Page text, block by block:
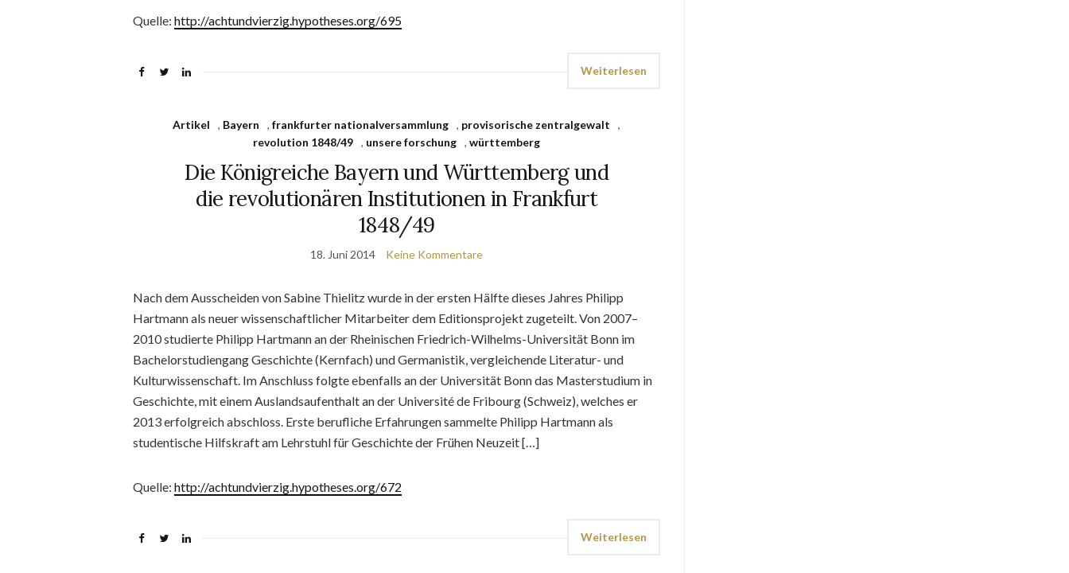
Quelle: http://achtundvierzig.hypotheses.org/695
Weiterlesen
Artikel , Bayern ,frankfurter nationalversammlung , provisorische zentralgewalt
,
revolution 1848/49 , unsere forschung ,württemberg
Die Königreiche Bayern und Württemberg und
die revolutionären Institutionen in Frankfurt
1848/49
18. Juni 2014 Keine Kommentare
Nach dem Ausscheiden von Sabine Thielitz wurde in der ersten Hälfte dieses Jahres Philipp
Hartmann als neuer wissenschaftlicher Mitarbeiter dem Editionsprojekt zugeteilt. Von 2007–
2010 studierte Philipp Hartmann an der Rheinischen Friedrich-Wilhelms-Universität Bonn im
Bachelorstudiengang Geschichte (Kernfach) und Germanistik, vergleichende Literatur- und
Kulturwissenschaft. Im Anschluss folgte ebenfalls an der Universität Bonn das Masterstudium in
Geschichte, mit einem Auslandsaufenthalt an der Université de Fribourg (Schweiz), welches er
2013 erfolgreich abschloss. Erste berufliche Erfahrungen sammelte Philipp Hartmann als
studentische Hilfskraft am Lehrstuhl für Geschichte der Frühen Neuzeit […]
Quelle: http://achtundvierzig.hypotheses.org/672
Weiterlesen